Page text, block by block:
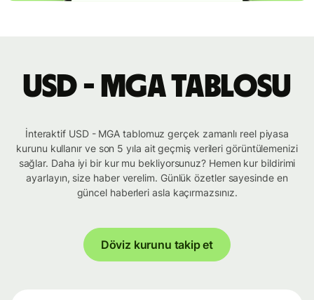
USD - MGA tablosu
İnteraktif USD - MGA tablomuz gerçek zamanlı reel piyasa
kurunu kullanır ve son 5 yıla ait geçmiş verileri görüntülemenizi
sağlar. Daha iyi bir kur mu bekliyorsunuz? Hemen kur bildirimi
ayarlayın, size haber verelim. Günlük özetler sayesinde en
güncel haberleri asla kaçırmazsınız.
Döviz kurunu takip et